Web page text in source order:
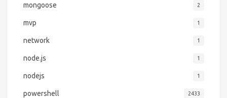
mongoose 2
mvp 1
network 1
node.js 1
nodejs 1
powershell 2433